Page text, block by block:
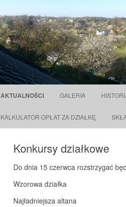
AKTUALNOŚCI GALERIA
KALKULATOR OPŁAT ZA DZIAŁKĘ
Konkursy działkowe
Do dnia 15 czerwca rozstrzygać
Wzorowa działka
Najładniejsza altana